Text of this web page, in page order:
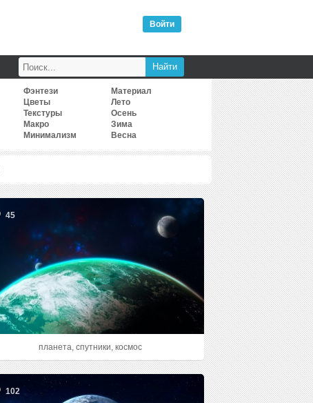
Войти
Фэнтези
Цветы
Текстуры
Макро
Минимализм
Материал
Лето
Осень
Зима
Весна
45
планета, спутники, космос
102